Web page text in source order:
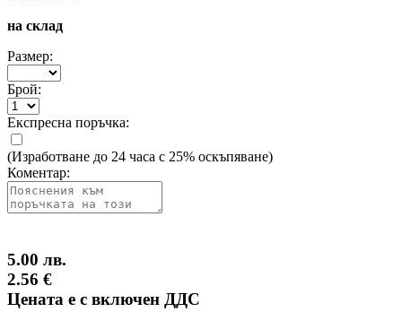
на склад
Размер:
Брой:
Експресна поръчка:
(Изработване до 24 часа с 25% оскъпяване)
Коментар:
5.00 лв.
2.56 €
Цената е с включен ДДС